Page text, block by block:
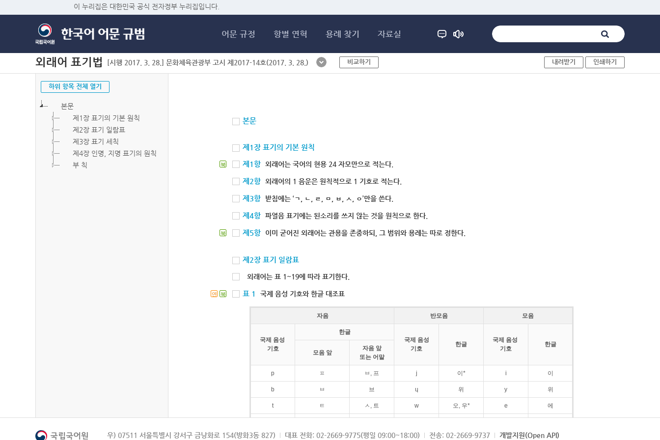
이 누리집은 대한민국 공식 전자정부 누리집입니다.
어문 규정 항별 연혁 용례 찾기 자료실
외래어 표기법 [시행 2017. 3. 28.] 문화체육관광부 고시 제2017-14호(2017. 3. 28.) 비교하기 내려받기 인쇄하기
하위 항목 전체 열기
본문
제1장 표기의 기본 원칙
제2장 표기 일람표
제3장 표기 세칙
제4장 인명, 지명 표기의 원칙
부 칙
본문
제1장 표기의 기본 원칙
북 제1항 외래어는 국어의 현용 24 자모만으로 적는다.
제2항 외래어의 1 음운은 원칙적으로 1 기호로 적는다.
제3항 받침에는 ‘ㄱ, ㄴ, ㄹ, ㅁ, ㅂ, ㅅ, ㅇ’만을 쓴다.
제4항 파열음 표기에는 된소리를 쓰지 않는 것을 원칙으로 한다.
북 제5항 이미 굳어진 외래어는 관용을 존중하되, 그 범위와 용례는 따로 정한다.
제2장 표기 일람표
외래어는 표 1~19에 따라 표기한다.
연 북 표 1 국제 음성 기호와 한글 대조표
자음 반모음 모음
국제 음성
기호
한글
국제 음성
기호
한글
국제 음성
기호
한글
모음 앞
자음 앞
또는 어말
p ㅍ ㅂ, 프 j 이* i 이
b ㅂ 브 ɥ 위 y 위
t ㅌ ㅅ, 트 w 오, 우* e 에
k ㅋ ㄱ, 크 ɛ 에
우) 07511 서울특별시 강서구 금낭화로 154(방화3동 827) 대표 전화: 02-2669-9775(평일 09:00~18:00) 전송: 02-2669-9737 개발지원(Open API)